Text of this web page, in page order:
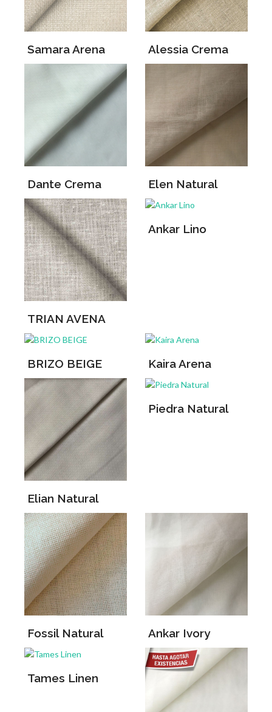
Samara Arena Alessia Crema
Dante Crema Elen Natural
TRIAN AVENA
Ankar Lino
BRIZO BEIGE Kaira Arena
Elian Natural
Piedra Natural
Fossil Natural Ankar Ivory
Tames Linen